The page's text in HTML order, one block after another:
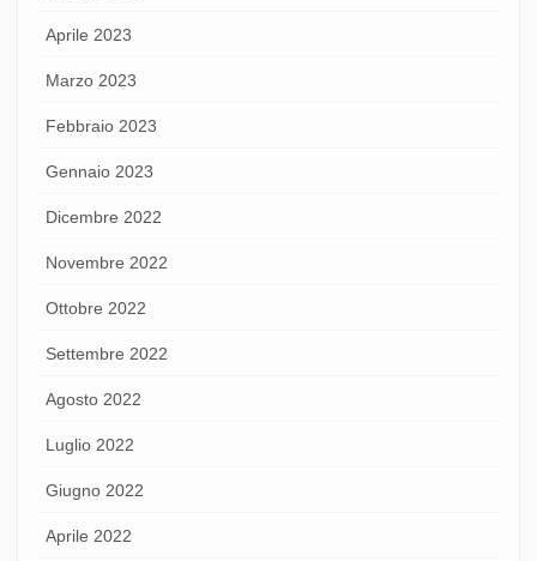
Aprile 2023
Marzo 2023
Febbraio 2023
Gennaio 2023
Dicembre 2022
Novembre 2022
Ottobre 2022
Settembre 2022
Agosto 2022
Luglio 2022
Giugno 2022
Aprile 2022